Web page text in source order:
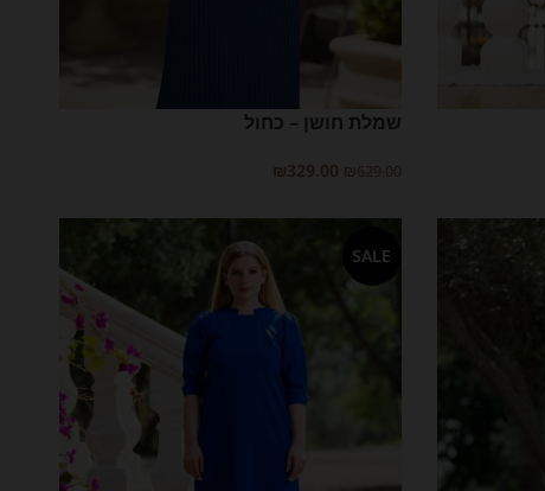
שמלת חושן – כחול
₪629.00
₪329.00
SALE